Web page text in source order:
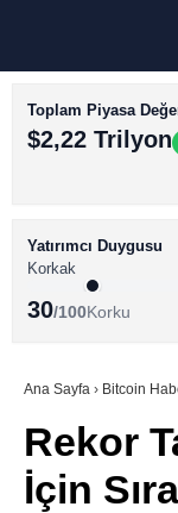
BİTCOİN
ALTCOİN
SÖZLÜK
Toplam Piyasa
$2,22 Trilyon
Yatırımcı Duygusu
Korkak
30/100Korku
Ana Sayfa › Bitcoin
Rekor
İçin